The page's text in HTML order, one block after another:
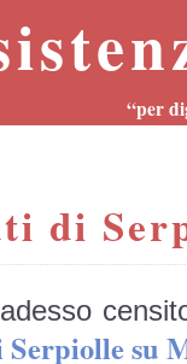
“per
di
su